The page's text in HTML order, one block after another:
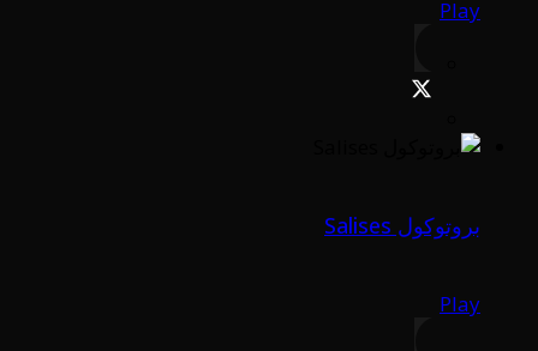
Play
بروتوكول Salises
Play